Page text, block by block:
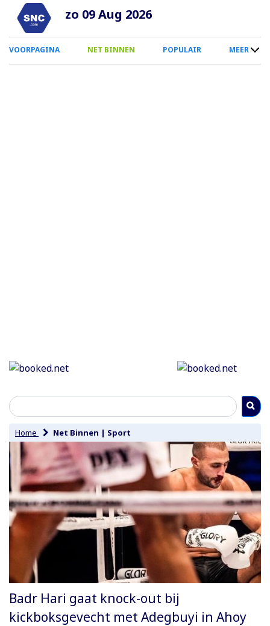
Overslaan
naar
inhoud
zo 09 Aug 2026
0
Smartphone
VOORPAGINA NET BINNEN POPULAIR MEER
Home Net Binnen | Sport
Badr Hari gaat knock-out bij
kickboksgevecht met Adegbuyi in Ahoy